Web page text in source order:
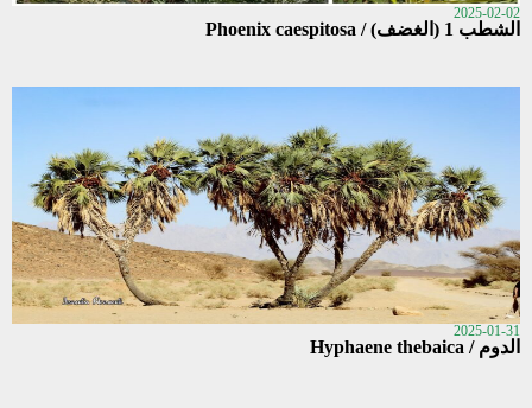
2025-02-02
الشطب 1 (الغضف) / Phoenix caespitosa
2025-01-31
الدوم / Hyphaene thebaica